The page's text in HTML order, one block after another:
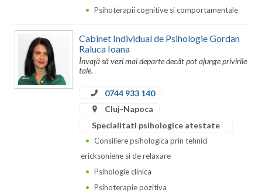
Mehedinti
Mures
Psihoterapii cognitive si comportamentale
Cabinet Individual de Psihologie Gordan
Raluca Ioana
Învaţă să vezi mai departe decât pot ajunge privirile
tale.
0744 933 140
Cluj-Napoca
Specialitati psihologice atestate
Consiliere psihologica prin tehnici
ericksoniene si de relaxare
Psihologie clinica
Psihoterapie pozitiva